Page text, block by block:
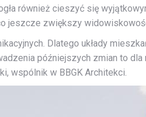
również cieszyć się
zwiększy
Dlatego układy
późniejszych zmian to dla
wspólnik w BBGK Architekci.